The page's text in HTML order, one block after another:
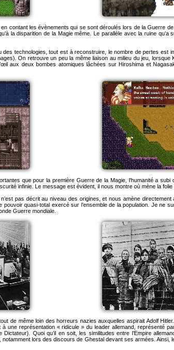
contant les évènements qui se sont déroulés lors de la Guerre
la disparition de la Magie même. Le parallèle avec la ruine qu’a
des technologies, tout est à reconstruire, le nombre de pertes est
On retrouve un peu la même liaison au milieu du jeu, lorsque
aux deux bombes atomiques lâchées sur Hiroshima et
que pour la première Guerre de la Magie, l’humanité a subi
infinie. Le message est évident, il nous montre où mène la folie
pas décrit au niveau des origines, et nous amène directement
quasi-total exercé sur l’ensemble de la population. Je ne
Guerre mondiale.
de même loin des horreurs nazies auxquelles aspirait Adolf
une représentation « ridicule » du leader allemand, représenté
Quoi qu’il en soit, les similitudes entre l’Empire
notamment lors des discours de Ghestal devant ses armées. Ainsi,